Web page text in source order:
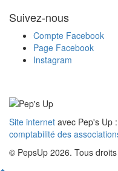
Suivez-nous
Compte Facebook
Page Facebook
Instagram
Site internet avec Pep's Up :
comptabilité des
© PepsUp 2026. Tous